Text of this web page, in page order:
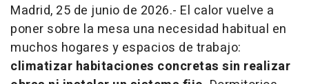
Madrid, 25 de junio de 2026.- El calor vuelve a
poner sobre la mesa una necesidad habitual en
muchos hogares y espacios de trabajo:
climatizar habitaciones concretas sin realizar